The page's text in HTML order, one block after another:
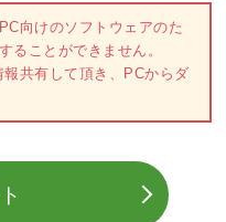
向けのソフトウェアのた
ることができません。
共有して頂き、PCからダ